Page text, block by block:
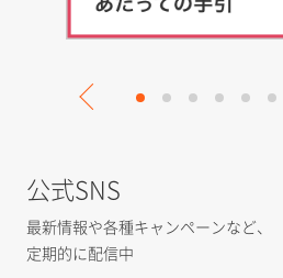
公式SNS
最新情報や各種キャンペーンなど、
定期的に配信中